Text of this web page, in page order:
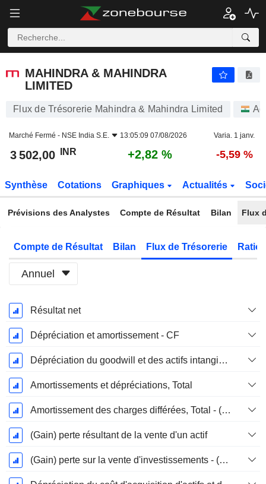
MAHINDRA & MAHINDRA
LIMITED
Flux de Trésorerie Mahindra & Mahindra Limited
Marché Fermé - NSE India S.E. 13:05:09 07/08/2026 Varia. 1 janv.
3 502,00 INR +2,82 % -5,59 %
Synthèse Cotations Graphiques Actualités
Prévisions des Analystes Compte de Résultat Bilan Flux
Compte de Résultat Bilan Flux de Trésorerie
Annuel
Période
Fiscale:
Mars
Résultat net
Dépréciation et amortissement - CF
Dépréciation du goodwill et des actifs intangibles
Amortissements et dépréciations, Total
Amortissement des charges différées, Total - (CF)
(Gain) perte résultant de la vente d'un actif
(Gain) perte sur la vente d'investissements - (CF)